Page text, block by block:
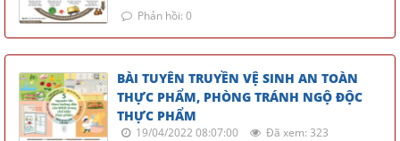
Phản hồi: 0
BÀI TUYÊN TRUYỀN VỆ SINH AN TOÀN
THỰC PHẨM, PHÒNG TRÁNH NGỘ ĐỘC
THỰC PHẨM
19/04/2022 08:07:00
Đã xem: 323